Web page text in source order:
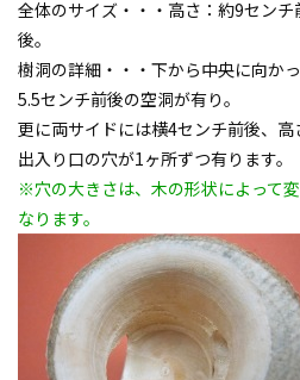
全体のサイズ・・・高さ：約9セン
後。
樹洞の詳細・・・下から中央に向か
5.5センチ前後の空洞が有り。
更に両サイドには横4センチ前後、
出入り口の穴が1ヶ所ずつ有ります。
※穴の大きさは、木の形状によって
なります。